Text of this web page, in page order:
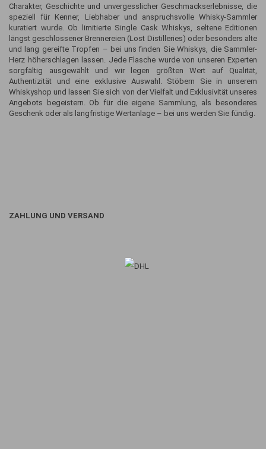
Charakter, Geschichte und unvergesslicher Geschmackserlebnisse, die
speziell für Kenner, Liebhaber und anspruchsvolle Whisky-Sammler
kuratiert wurde. Ob limitierte Single Cask Whiskys, seltene Editionen
längst geschlossener Brennereien (Lost Distilleries) oder besonders alte
und lang gereifte Tropfen – bei uns finden Sie Whiskys, die Sammler-
Herz höherschlagen lassen. Jede Flasche wurde von unseren Experten
sorgfältig ausgewählt und wir legen größten Wert auf Qualität,
Authentizität und eine exklusive Auswahl. Stöbern Sie in unserem
Whiskyshop und lassen Sie sich von der Vielfalt und Exklusivität unseres
Angebots begeistern. Ob für die eigene Sammlung, als besonderes
Geschenk oder als langfristige Wertanlage – bei uns werden Sie fündig.
ZAHLUNG UND VERSAND